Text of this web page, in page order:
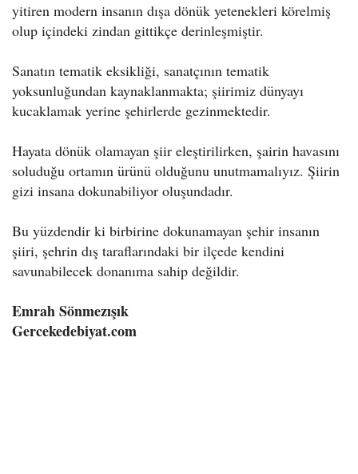
yitiren modern insanın dışa dönük yetenekleri körelmiş
olup içindeki zindan gittikçe derinleşmiştir.
Sanatın tematik eksikliği, sanatçının tematik
yoksunluğundan kaynaklanmakta; şiirimiz dünyayı
kucaklamak yerine şehirlerde gezinmektedir.
Hayata dönük olamayan şiir eleştirilirken, şairin havasını
soluduğu ortamın ürünü olduğunu unutmamalıyız. Şiirin
gizi insana dokunabiliyor oluşundadır.
Bu yüzdendir ki birbirine dokunamayan şehir insanın
şiiri, şehrin dış taraflarındaki bir ilçede kendini
savunabilecek donanıma sahip değildir.
Emrah Sönmezışık
Gercekedebiyat.com